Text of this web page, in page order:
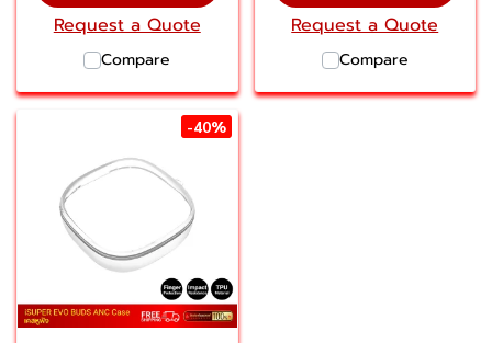
Request a Quote
Compare
Request a Quote
Compare
-40%